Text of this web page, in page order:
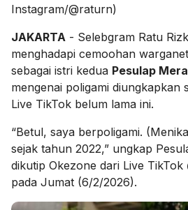
Instagram/@raturn)
JAKARTA - Selebgram Ratu
menghadapi cemoohan
sebagai istri kedua Pesulap
mengenai poligami diungkapkan
Live TikTok belum lama ini.
“Betul, saya berpoligami.
sejak tahun 2022,” ungkap
dikutip Okezone dari Live TikTok
pada Jumat (6/2/2026).